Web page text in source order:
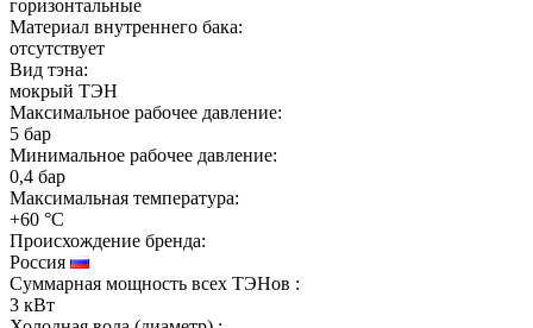
горизонтальные
Материал внутреннего бака:
отсутствует
Вид тэна:
мокрый ТЭН
Максимальное рабочее давление:
5 бар
Минимальное рабочее давление:
0,4 бар
Максимальная температура:
+60 °C
Происхождение бренда:
Россия
Суммарная мощность всех ТЭНов :
3 кВт